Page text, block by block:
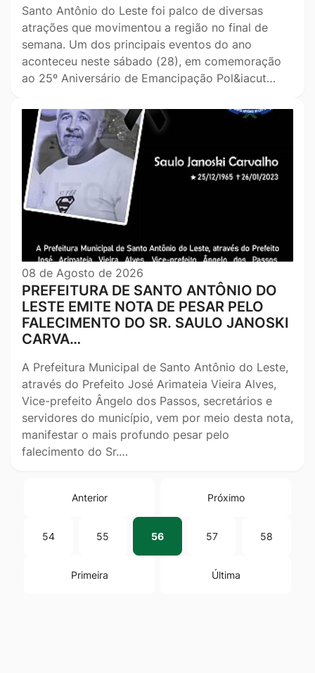
Santo Antônio do Leste foi palco de diversas
atrações que movimentou a região no final de
semana. Um dos principais eventos do ano
aconteceu neste sábado (28), em comemoração
ao 25º Aniversário de Emancipação Pol&iacut…
08 de Agosto de 2026
PREFEITURA DE SANTO ANTÔNIO DO
LESTE EMITE NOTA DE PESAR PELO
FALECIMENTO DO SR. SAULO JANOSKI
CARVA…
A Prefeitura Municipal de Santo Antônio do Leste,
através do Prefeito José Arimateia Vieira Alves,
Vice-prefeito Ângelo dos Passos, secretários e
servidores do município, vem por meio desta nota,
manifestar o mais profundo pesar pelo
falecimento do Sr.…
Primeira
Anterior
54 55 56 57 58
Próximo
Última